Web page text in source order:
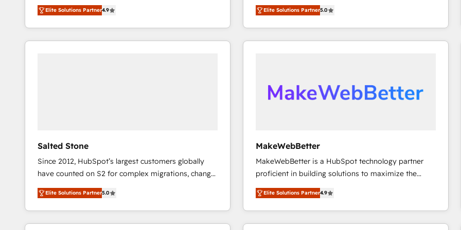
HubSpot大百科 出版 CRM・AI活用に関するご相談、現
HubSpot’s only Elite Partner with all 8 Accreditations
and a 3× Partner of the Year, New Breed turns
HubSpot into your engine for measurable, durable
growth.
North America. Avec plus de 115 experts en
marketing automation, Growth, Revops, CRM et
webdesign. Markentive is both a consulting firm, a
digital agency and an integrator. With over 115
Elite Solutions Partner4.9
growth. As a triple-accredited HubSpot Solutions
Partner, we specialize in both strategic RevOps
planning and hands-on technical execution - building
the operational foundation companies need to
we help: ✔️ Full HubSpot implementations and portal
optimization ✔️ Data migrations, CRM architecture,
based engagements and ongoing RevOps
partnerships, we guide organizations through the
revenue maturity model - delivering the right
improvements at the right time so operations
evolve strategically and sustainably as the business
grows.
Elite Solutions Partner5.0
Salted Stone
Since 2012, HubSpot’s largest customers globally
have counted on S2 for complex migrations, change
management, systems integration, and creative
solutions that deliver measurable impact and
transform brand experiences As one of the few full-
service creative agencies in the HubSpot
Elite Solutions Partner5.0
MakeWebBetter
MakeWebBetter is a HubSpot technology partner
proficient in building solutions to maximize the
operational efficiency of HubSpot. The fastest-
growing tech-enabler & facilitator, MakeWebBetter,
hands you the blend of HubSpot expertise &
eminent solutions & integrations. Trust us to
Elite Solutions Partner4.9